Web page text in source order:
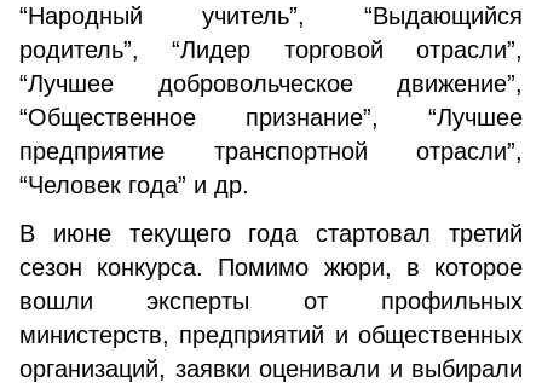
“Народный учитель”, “Выдающийся
родитель”, “Лидер торговой отрасли”,
“Лучшее добровольческое движение”,
“Общественное признание”, “Лучшее
предприятие транспортной отрасли”,
“Человек года” и др.
В июне текущего года стартовал третий
сезон конкурса. Помимо жюри, в которое
вошли эксперты от профильных
министерств, предприятий и общественных
организаций, заявки оценивали и выбирали